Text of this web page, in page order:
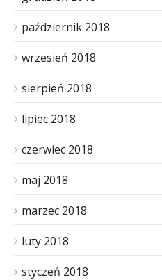
październik 2018
wrzesień 2018
sierpień 2018
lipiec 2018
czerwiec 2018
maj 2018
marzec 2018
luty 2018
styczeń 2018